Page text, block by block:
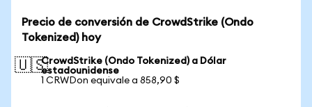
Precio de conversión de CrowdStrike (Ondo
Tokenized) hoy
🇺🇸CrowdStrike (Ondo Tokenized) a Dólar
estadounidense
1 CRWDon equivale a 858,90 $